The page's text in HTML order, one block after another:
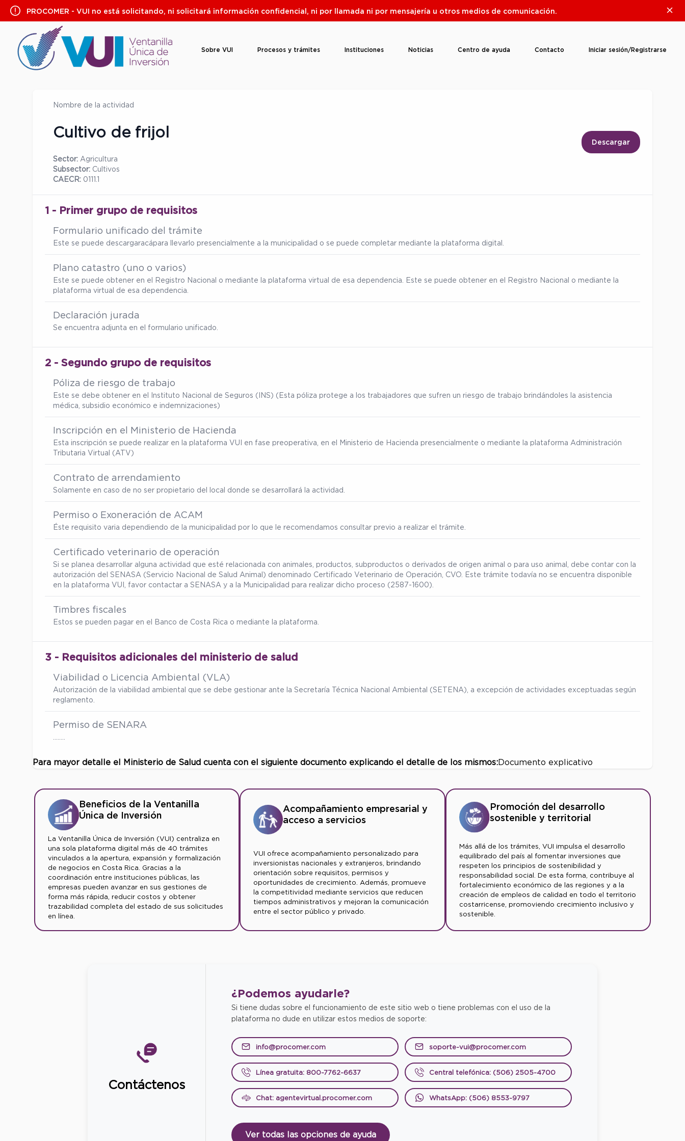
Saltar
PROCOMER - VUI no está solicitando, ni solicitará información confidencial, ni por llamada ni por mensajería u otros medios de comunicación.
Sobre VUI Procesos y trámites Instituciones Noticias Centro de ayuda Contacto Iniciar sesión/Registrarse
Nombre de la actividad
Cultivo de frijol
Sector: Agricultura
Subsector: Cultivos
CAECR: 0111.1
Descargar
1 - Primer grupo de requisitos
Formulario unificado del trámite
Este se puede descargaracápara llevarlo presencialmente a la municipalidad o se puede completar mediante la plataforma digital.
Plano catastro (uno o varios)
Este se puede obtener en el Registro Nacional o mediante la plataforma virtual de esa dependencia. Este se puede obtener en el Registro Nacional o mediante la
plataforma virtual de esa dependencia.
Declaración jurada
Se encuentra adjunta en el formulario unificado.
2 - Segundo grupo de requisitos
Póliza de riesgo de trabajo
Este se debe obtener en el Instituto Nacional de Seguros (INS) (Esta póliza protege a los trabajadores que sufren un riesgo de trabajo brindándoles la asistencia
médica, subsidio económico e indemnizaciones)
Inscripción en el Ministerio de Hacienda
Esta inscripción se puede realizar en la plataforma VUI en fase preoperativa, en el Ministerio de Hacienda presencialmente o mediante la plataforma Administración
Tributaria Virtual (ATV)
Contrato de arrendamiento
Solamente en caso de no ser propietario del local donde se desarrollará la actividad.
Permiso o Exoneración de ACAM
Éste requisito varia dependiendo de la municipalidad por lo que le recomendamos consultar previo a realizar el trámite.
Certificado veterinario de operación
Si se planea desarrollar alguna actividad que esté relacionada con animales, productos, subproductos o derivados de origen animal o para uso animal, debe contar con la
autorización del SENASA (Servicio Nacional de Salud Animal) denominado Certificado Veterinario de Operación, CVO. Este trámite todavía no se encuentra disponible
en la plataforma VUI, favor contactar a SENASA y a la Municipalidad para realizar dicho proceso (2587-1600).
Timbres fiscales
Estos se pueden pagar en el Banco de Costa Rica o mediante la plataforma.
3 - Requisitos adicionales del ministerio de salud
Viabilidad o Licencia Ambiental (VLA)
Autorización de la viabilidad ambiental que se debe gestionar ante la Secretaría Técnica Nacional Ambiental (SETENA), a excepción de actividades exceptuadas según
reglamento.
Permiso de SENARA
Para mayor detalle el Ministerio de Salud cuenta con el siguiente documento explicando el detalle de los mismos:Documento explicativo
Beneficios de la Ventanilla
Única de Inversión
La Ventanilla Única de Inversión (VUI) centraliza en
una sola plataforma digital más de 40 trámites
vinculados a la apertura, expansión y formalización
de negocios en Costa Rica. Gracias a la
coordinación entre instituciones públicas, las
empresas pueden avanzar en sus gestiones de
forma más rápida, reducir costos y obtener
trazabilidad completa del estado de sus solicitudes
en línea.
Acompañamiento empresarial y
acceso a servicios
VUI ofrece acompañamiento personalizado para
inversionistas nacionales y extranjeros, brindando
orientación sobre requisitos, permisos y
oportunidades de crecimiento. Además, promueve
la competitividad mediante servicios que reducen
tiempos administrativos y mejoran la comunicación
entre el sector público y privado.
Promoción del desarrollo
sostenible y territorial
Más allá de los trámites, VUI impulsa el desarrollo
equilibrado del país al fomentar inversiones que
respeten los principios de sostenibilidad y
responsabilidad social. De esta forma, contribuye al
fortalecimiento económico de las regiones y a la
creación de empleos de calidad en todo el territorio
costarricense, promoviendo crecimiento inclusivo y
sostenible.
Contáctenos
¿Podemos ayudarle?
Si tiene dudas sobre el funcionamiento de este sitio web o tiene problemas con el uso de la
plataforma no dude en utilizar estos medios de soporte:
info@procomer.com soporte-vui@procomer.com
Línea gratuita: 800-7762-6637 Central telefónica: (506) 2505-4700
Chat: agentevirtual.procomer.com WhatsApp: (506) 8553-9797
Ver todas las opciones de ayuda